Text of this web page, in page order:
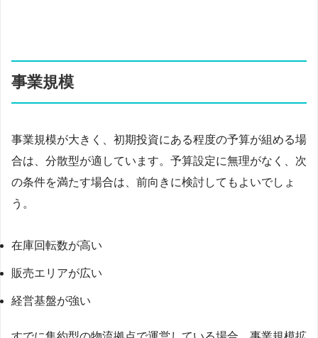
事業規模
事業規模が大きく、初期投資にある程度の予算が組める場
合は、分散型が適しています。予算設定に無理がなく、次
の条件を満たす場合は、前向きに検討してもよいでしょ
う。
在庫回転数が高い
販売エリアが広い
経営基盤が強い